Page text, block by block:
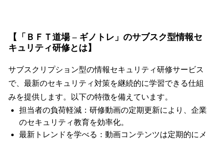
【「 ＢＦＴ 道場 – ギノトレ」のサブスク型情報セ
キュリティ研修とは】
サブスクリプション型の情報セキュリティ研修サービス
で、最新のセキュリティ対策を継続的に学習できる仕組
みを提供します。以下の特徴を備えています。
担当者の負荷軽減：研修動画の定期更新により、企業
のセキュリティ教育を効率化。
最新トレンドを学べる：動画コンテンツは定期的にメ